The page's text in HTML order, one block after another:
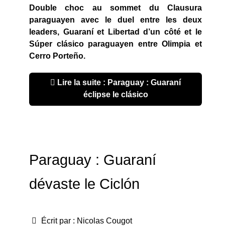
Double choc au sommet du Clausura
paraguayen avec le duel entre les deux
leaders, Guaraní et Libertad d’un côté et le
Súper clásico paraguayen entre Olimpia et
Cerro Porteño.
Lire la suite : Paraguay : Guaraní
éclipse le clásico
Paraguay : Guaraní
dévaste le Ciclón
Écrit par : Nicolas Cougot